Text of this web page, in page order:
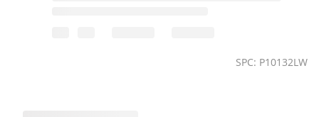
SPC: P10132LW